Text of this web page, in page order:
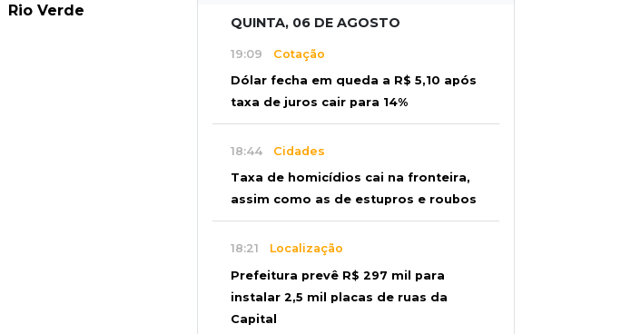
Rio Verde
QUINTA, 06 DE AGOSTO
19:09 Cotação
Dólar fecha em queda a R$ 5,10 após
taxa de juros cair para 14%
18:44 Cidades
Taxa de homicídios cai na fronteira,
assim como as de estupros e roubos
18:21 Localização
Prefeitura prevê R$ 297 mil para
instalar 2,5 mil placas de ruas da
Capital